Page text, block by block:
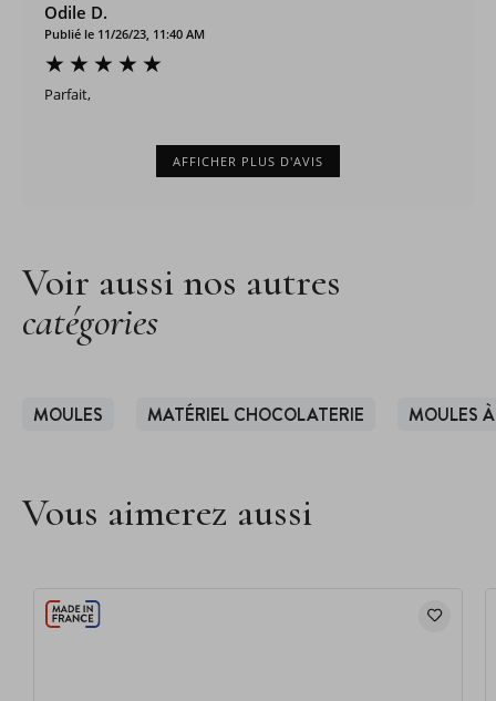
Odile D.
Publié le 11/26/23, 11:40 AM
Parfait,
AFFICHER PLUS D'AVIS
Voir aussi nos autres
catégories
MOULES MATÉRIEL CHOCOLATERIE MOULES
Vous aimerez aussi